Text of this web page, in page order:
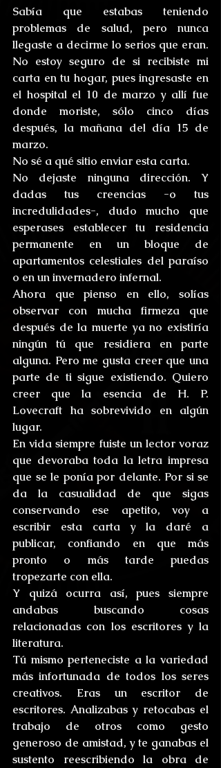
Sabía que estabas teniendo
problemas de salud, pero nunca
llegaste a decirme lo serios que eran.
No estoy seguro de si recibiste mi
carta en tu hogar, pues ingresaste en
el hospital el 10 de marzo y allí fue
donde moriste, sólo cinco días
después, la mañana del día 15 de
marzo.
No sé a qué sitio enviar esta carta.
No dejaste ninguna dirección. Y
dadas tus creencias -o tus
incredulidades-, dudo mucho que
esperases establecer tu residencia
permanente en un bloque de
apartamentos celestiales del paraíso
o en un invernadero infernal.
Ahora que pienso en ello, solías
observar con mucha firmeza que
después de la muerte ya no existiría
ningún tú que residiera en parte
alguna. Pero me gusta creer que una
parte de ti sigue existiendo. Quiero
creer que la esencia de H. P.
Lovecraft ha sobrevivido en algún
lugar.
En vida siempre fuiste un lector voraz
que devoraba toda la letra impresa
que se le ponía por delante. Por si se
da la casualidad de que sigas
conservando ese apetito, voy a
escribir esta carta y la daré a
publicar, confiando en que más
pronto o más tarde puedas
tropezarte con ella.
Y quizá ocurra así, pues siempre
andabas buscando cosas
relacionadas con los escritores y la
literatura.
Tú mismo perteneciste a la variedad
más infortunada de todos los seres
creativos. Eras un escritor de
escritores. Analizabas y retocabas el
trabajo de otros como gesto
generoso de amistad, y te ganabas el
sustento reescribiendo la obra de